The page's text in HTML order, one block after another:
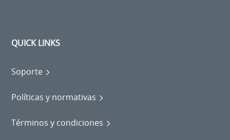
QUICK LINKS
Soporte
Políticas y normativas
Términos y condiciones